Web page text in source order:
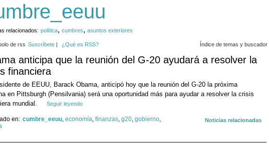
relacionados: política, cumbres, asuntos exteriores
Suscríbete ¿Qué es RSS? Índice de temas y buscador
anticipa que la reunión del G-20 ayudará a resolver la
financiera
de EEUU, Barack Obama, anticipó hoy que la reunión del G-20 la próxima
en Pittsburgh (Pensilvania) será una oportunidad más para ayudar a resolver la crisis
mundial.
Seguir leyendo
Noticias relacionadas
en: cumbre_eeuu, economía, finanzas, g20, gobierno,